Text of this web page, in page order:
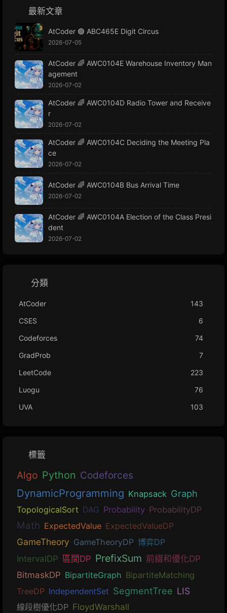
最新文章
AtCoder 🟢 ABC465E Digit Circus
2026-07-05
AtCoder 🌈 AWC0104E Warehouse Inventory Man
agement
2026-07-02
AtCoder 🌈 AWC0104D Radio Tower and Receive
r
2026-07-02
AtCoder 🌈 AWC0104C Deciding the Meeting Pla
ce
2026-07-02
AtCoder 🌈 AWC0104B Bus Arrival Time
2026-07-02
AtCoder 🌈 AWC0104A Election of the Class Presi
dent
2026-07-02
分類
AtCoder
143
CSES
6
Codeforces
74
GradProb
7
LeetCode
223
Luogu
76
UVA
103
標籤
Algo Python Codeforces
DynamicProgramming Knapsack Graph
TopologicalSort DAG Probability ProbabilityDP
Math ExpectedValue ExpectedValueDP
GameTheory GameTheoryDP 博弈DP
IntervalDP 區間DP PrefixSum 前綴和優化DP
BitmaskDP BipartiteGraph BipartiteMatching
TreeDP IndependentSet SegmentTree LIS
線段樹優化DP FloydWarshall